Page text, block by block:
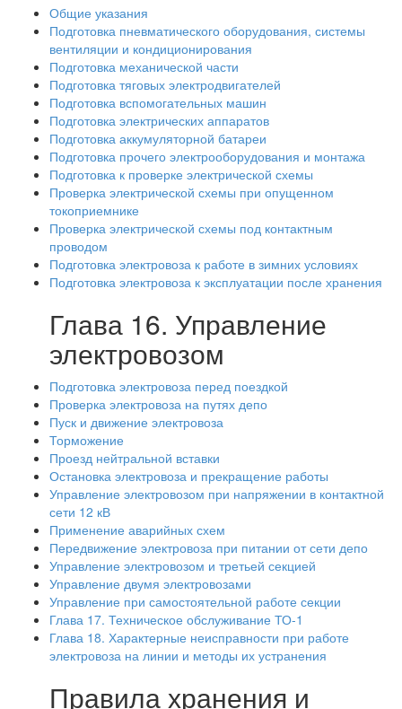
Общие указания
Подготовка пневматического оборудования, системы
вентиляции и кондиционирования
Подготовка механической части
Подготовка тяговых электродвигателей
Подготовка вспомогательных машин
Подготовка электрических аппаратов
Подготовка аккумуляторной батареи
Подготовка прочего электрооборудования и монтажа
Подготовка к проверке электрической схемы
Проверка электрической схемы при опущенном
токоприемнике
Проверка электрической схемы под контактным
проводом
Подготовка электровоза к работе в зимних условиях
Подготовка электровоза к эксплуатации после хранения
Глава 16. Управление
электровозом
Подготовка электровоза перед поездкой
Проверка электровоза на путях депо
Пуск и движение электровоза
Торможение
Проезд нейтральной вставки
Остановка электровоза и прекращение работы
Управление электровозом при напряжении в контактной
сети 12 кВ
Применение аварийных схем
Передвижение электровоза при питании от сети депо
Управление электровозом и третьей секцией
Управление двумя электровозами
Управление при самостоятельной работе секции
Глава 17. Техническое обслуживание ТО-1
Глава 18. Характерные неисправности при работе
электровоза на линии и методы их устранения
Правила хранения и